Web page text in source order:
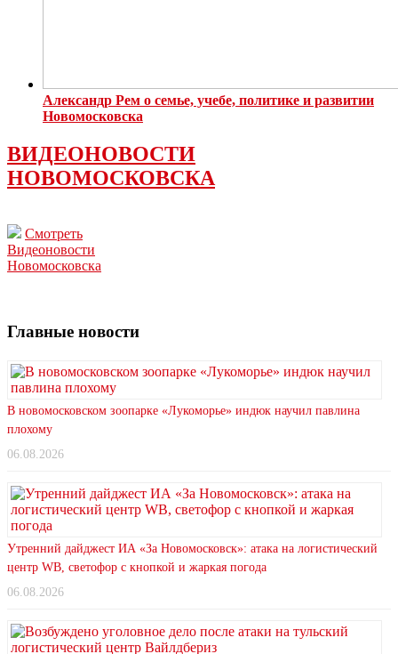
Александр Рем о семье, учебе, политике и развитии
Новомосковска
ВИДЕОНОВОСТИ
НОВОМОСКОВСКА
Смотреть
Видеоновости
Новомосковска
Главные новости
В новомосковском зоопарке «Лукоморье» индюк научил павлина
плохому
06.08.2026
Утренний дайджест ИА «За Новомосковск»: атака на логистический
центр WB, светофор с кнопкой и жаркая погода
06.08.2026